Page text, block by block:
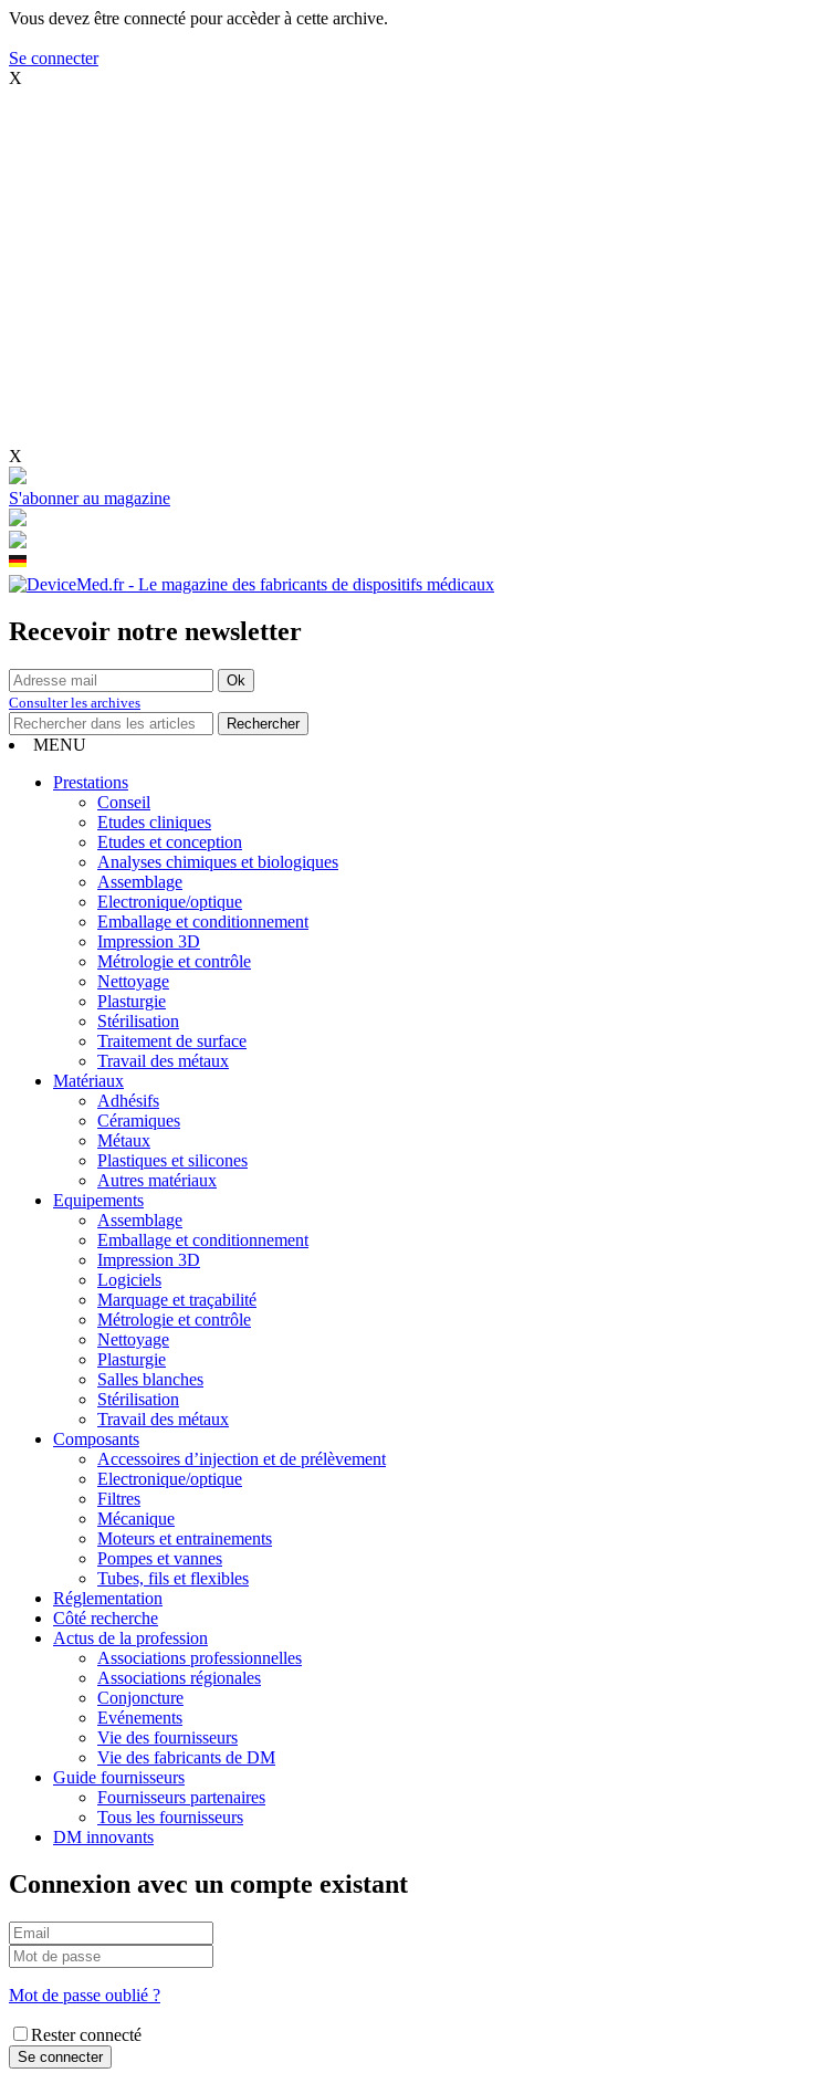
Vous devez être connecté pour accèder à cette archive.
Se connecter
X
X
S'abonner au magazine
Recevoir notre newsletter
Consulter les archives
MENU
Prestations
Conseil
Etudes cliniques
Etudes et conception
Analyses chimiques et biologiques
Assemblage
Electronique/optique
Emballage et conditionnement
Impression 3D
Métrologie et contrôle
Nettoyage
Plasturgie
Stérilisation
Traitement de surface
Travail des métaux
Matériaux
Adhésifs
Céramiques
Métaux
Plastiques et silicones
Autres matériaux
Equipements
Assemblage
Emballage et conditionnement
Impression 3D
Logiciels
Marquage et traçabilité
Métrologie et contrôle
Nettoyage
Plasturgie
Salles blanches
Stérilisation
Travail des métaux
Composants
Accessoires d’injection et de prélèvement
Electronique/optique
Filtres
Mécanique
Moteurs et entrainements
Pompes et vannes
Tubes, fils et flexibles
Réglementation
Côté recherche
Actus de la profession
Associations professionnelles
Associations régionales
Conjoncture
Evénements
Vie des fournisseurs
Vie des fabricants de DM
Guide fournisseurs
Fournisseurs partenaires
Tous les fournisseurs
DM innovants
Connexion avec un compte existant
Mot de passe oublié ?
Rester connecté